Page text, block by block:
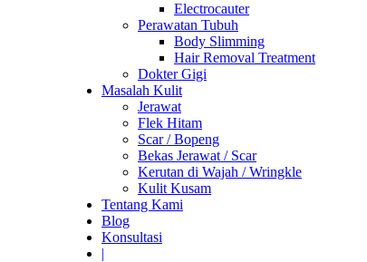
Electrocauter
Perawatan Tubuh
Body Slimming
Hair Removal Treatment
Dokter Gigi
Masalah Kulit
Jerawat
Flek Hitam
Scar / Bopeng
Bekas Jerawat / Scar
Kerutan di Wajah / Wringkle
Kulit Kusam
Tentang Kami
Blog
Konsultasi
|